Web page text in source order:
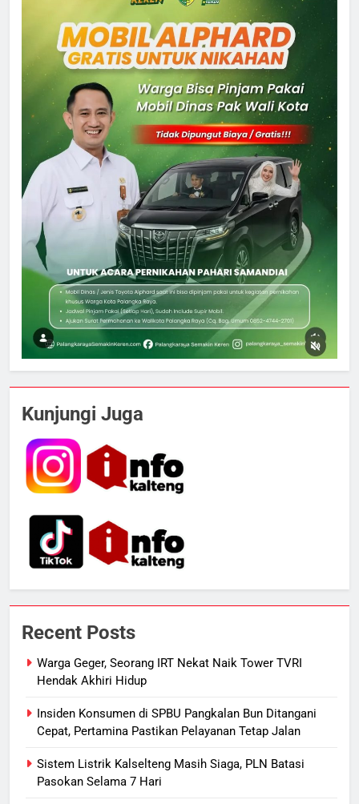
Kunjungi Juga
Recent Posts
Warga Geger, Seorang IRT Nekat Naik Tower TVRI
Hendak Akhiri Hidup
Insiden Konsumen di SPBU Pangkalan Bun Ditangani
Cepat, Pertamina Pastikan Pelayanan Tetap Jalan
Sistem Listrik Kalselteng Masih Siaga, PLN Batasi
Pasokan Selama 7 Hari
5
Ketua dan Empat Komisioner KPU
Pilkada Rp40 Miliar
HUKUM DAN KRIMINAL
6
Segera Tuntaskan Pemadaman
Listrik di Kalsel-Teng
NUSANTARA
Warga Indonesia, Ada Uzumaki, D.
Luffy, Shinchan, hingga Doraemon
NUSANTARA
8
Tak Ada Lagi Pajak Terlewat, GIS
ECONOMY